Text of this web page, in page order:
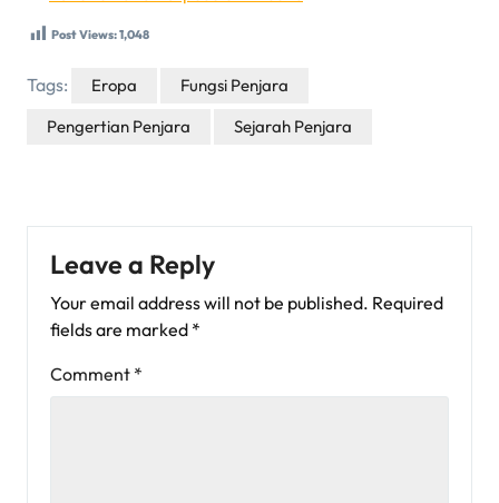
Post Views:1,048
Tags: Eropa
Fungsi Penjara
Pengertian Penjara
Sejarah Penjara
Leave a Reply
Your email address will not be published. Required
fields are marked *
Comment *